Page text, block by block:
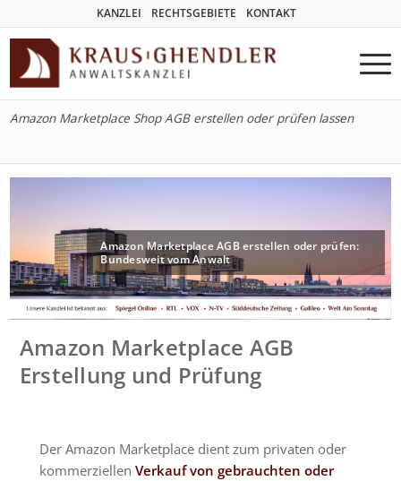
KANZLEI RECHTSGEBIETE KONTAKT
Amazon Marketplace Shop AGB erstellen oder prüfen lassen
Amazon Marketplace AGB erstellen oder prüfen:
Bundesweit vom Anwalt
Amazon Marketplace AGB
Erstellung und Prüfung
Der Amazon Marketplace dient zum privaten oder
kommerziellenVerkauf von gebrauchten oder